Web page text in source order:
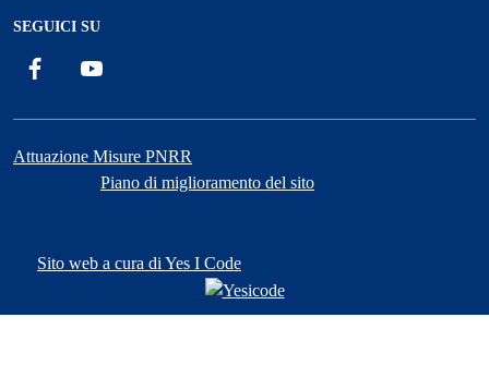
SEGUICI SU
Facebook
Attuazione Misure PNRR
Piano di miglioramento del sito
Sito web a cura di Yes I Code